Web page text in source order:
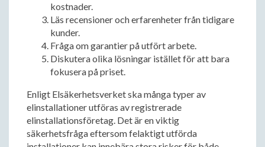
kostnader.
Läs recensioner och erfarenheter från tidigare
kunder.
Fråga om garantier på utfört arbete.
Diskutera olika lösningar istället för att bara
fokusera på priset.
Enligt Elsäkerhetsverket ska många typer av
elinstallationer utföras av registrerade
elinstallationsföretag. Det är en viktig
säkerhetsfråga eftersom felaktigt utförda